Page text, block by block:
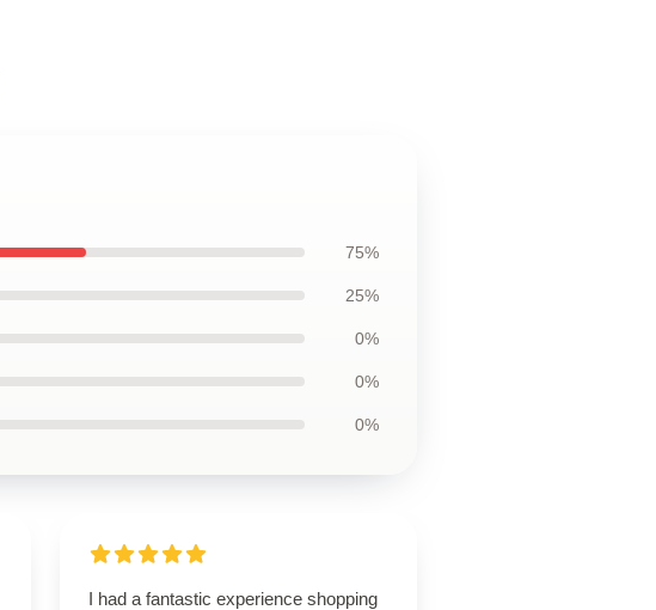
75%
25%
0%
0%
0%
I had a fantastic experience shopping